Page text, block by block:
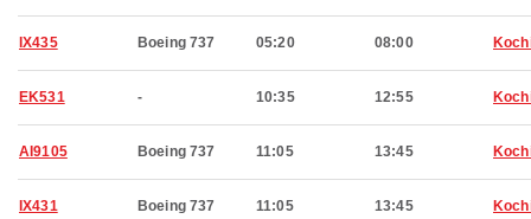
IX435 Boeing 737 05:20 08:00
EK531 - 10:35 12:55
AI9105 Boeing 737 11:05 13:45
IX431 Boeing 737 11:05 13:45